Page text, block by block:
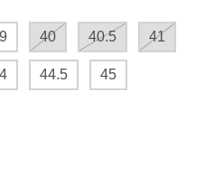
40 40.5 41
44.5 45